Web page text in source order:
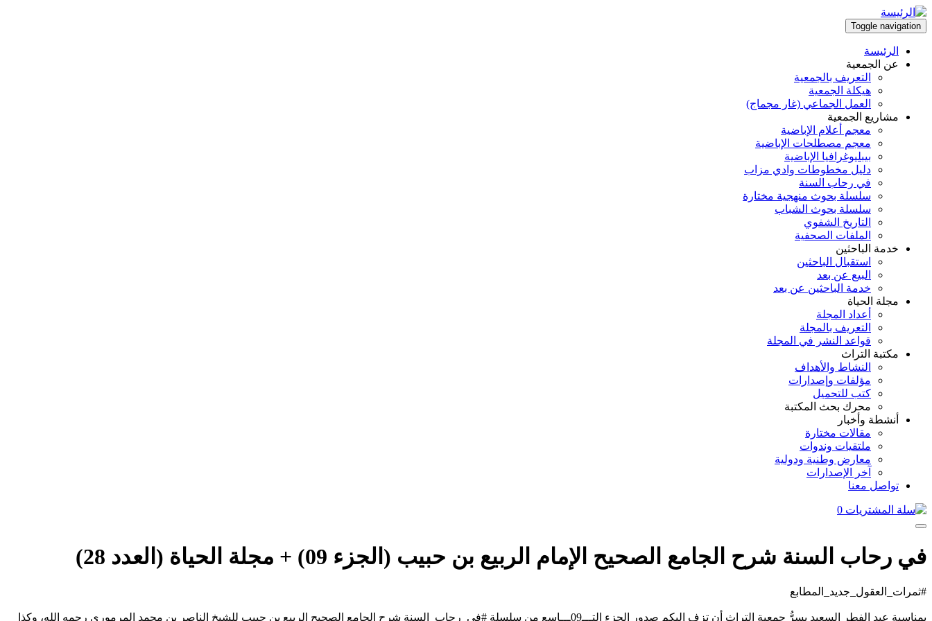
تجاوز
إلى
الرئيسي
Toggle navigation
Main
navigation
الرئيسة
عن الجمعية
التعريف بالجمعية
هيكلة الجمعية
العمل الجماعي (غار مجماج)
مشاريع الجمعية
معجم أعلام الإباضية
معجم مصطلحات الإباضية
بيبليوغرافيا الإباضية
دليل مخطوطات وادي مزاب
في رحاب السنة
سلسلة بحوث منهجية مختارة
سلسلة بحوث الشباب
التاريخ الشفوي
الملفات الصحفية
خدمة الباحثين
استقبال الباحثين
البيع عن بعد
خدمة الباحثين عن بعد
مجلة الحياة
أعداد المجلة
التعريف بالمجلة
قواعد النشر في المجلة
مكتبة التراث
النشاط والأهداف
مؤلفات وإصدارات
كتب للتحميل
محرك بحث المكتبة
أنشطة وأخبار
مقالات مختارة
ملتقيات وندوات
معارض وطنية ودولية
آخر الإصدارات
تواصل معنا
0
في رحاب السنة شرح الجامع الصحيح الإمام الربيع بن حبيب (الجزء 09) + مجلة الحياة (العدد 28)
#ثمرات_العقول_جديد_المطابع
بمناسبة عيد الفطر السعيد يسرُّ جمعية التراث أن تزف إليكم صدور الجزء التـــ09ـــاسع من سلسلة #في_رحاب_السنة شرح الجامع الصحيح الربيع بن حبيب للشيخ الناصر بن محمد المرموري رحمه الله، وكذا